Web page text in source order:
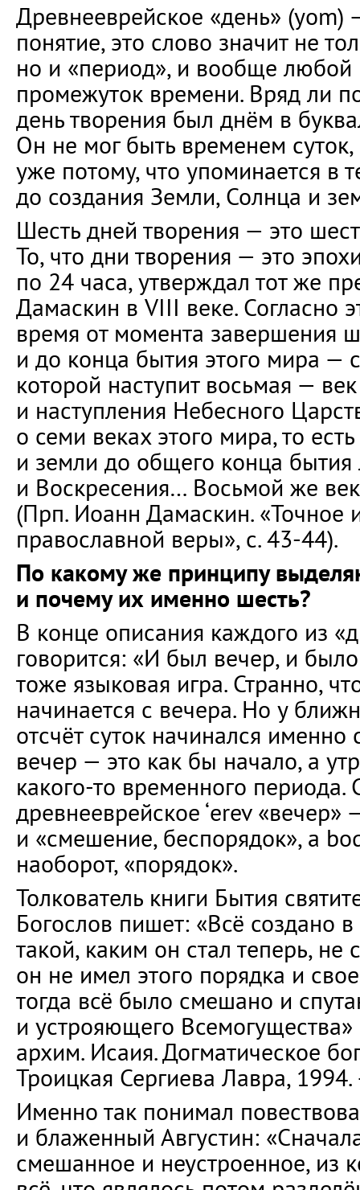
Древнееврейское «день»
понятие, это слово значит не
но и «период», и вообще любой
промежуток времени. Вряд ли
день творения был днём в
Он не мог быть временем
уже потому, что упоминается в
до создания Земли, Солнца и
Шесть дней творения — это
То, что дни творения — это
по 24 часа, утверждал тот же
Дамаскин в VIII веке. Согласно
время от момента завершения
и до конца бытия этого мира —
которой наступит восьмая —
и наступления Небесного
о семи веках этого мира, то
и земли до общего конца
и Воскресения… Восьмой же
(Прп. Иоанн Дамаскин. «Точное
православной веры», с. 43-44).
По какому же принципу
и почему их именно шесть?
В конце описания каждого из
говорится: «И был вечер, и
тоже языковая игра. Странно,
начинается с вечера. Но у
отсчёт суток начинался именно
вечер — это как бы начало, а
какого-то временного периода.
древнееврейское ‘erev «вечер»
и «смешение, беспорядок», а
наоборот, «порядок».
Толкователь книги Бытия
Богослов пишет: «Всё создано
такой, каким он стал теперь, не
он не имел этого порядка и
тогда всё было смешано и
и устрояющего
архим. Исаия. Догматическое
Троицкая Сергиева Лавра,
Именно так понимал
и блаженный Августин:
смешанное и неустроенное, из